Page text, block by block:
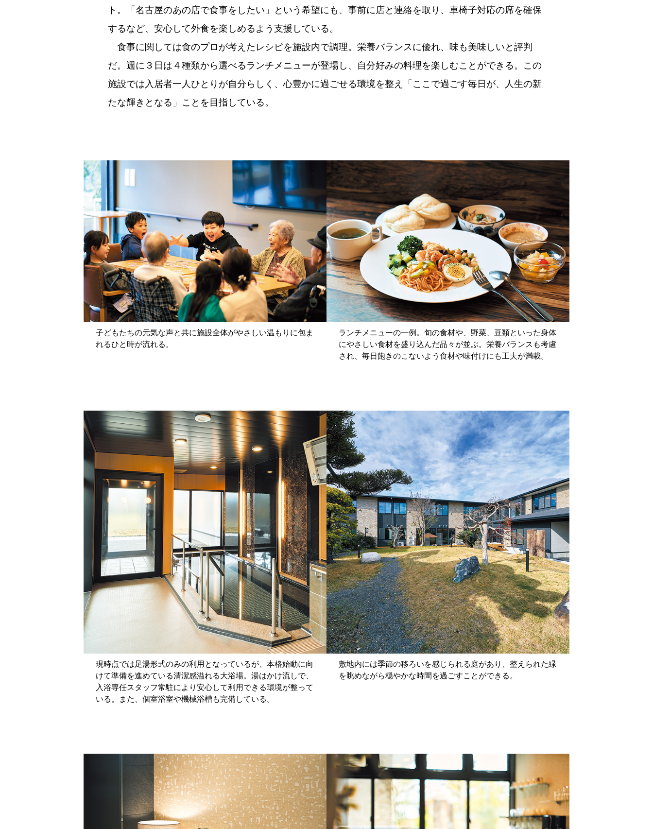
ト。「名古屋のあの店で食事をしたい」という希望にも、事前に店と連絡を取り、車椅子対応の席を確保
するなど、安心して外食を楽しめるよう支援している。
食事に関しては食のプロが考えたレシピを施設内で調理。栄養バランスに優れ、味も美味しいと評判
だ。週に３日は４種類から選べるランチメニューが登場し、自分好みの料理を楽しむことができる。この
施設では入居者一人ひとりが自分らしく、心豊かに過ごせる環境を整え「ここで過ごす毎日が、人生の新
たな輝きとなる」ことを目指している。
子どもたちの元気な声と共に施設全体がやさしい温もりに包ま
れるひと時が流れる。
ランチメニューの一例。旬の食材や、野菜、豆類といった身体
にやさしい食材を盛り込んだ品々が並ぶ。栄養バランスも考慮
され、毎日飽きのこないよう食材や味付けにも工夫が満載。
現時点では足湯形式のみの利用となっているが、本格始動に向
けて準備を進めている清潔感溢れる大浴場。湯はかけ流しで、
入浴専任スタッフ常駐により安心して利用できる環境が整って
いる。また、個室浴室や機械浴槽も完備している。
敷地内には季節の移ろいを感じられる庭があり、整えられた緑
を眺めながら穏やかな時間を過ごすことができる。